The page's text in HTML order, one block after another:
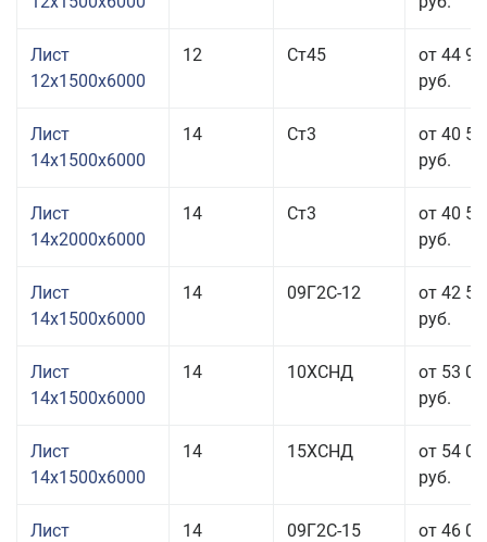
Лист
12x1500x6000
12 Ст45
от 44
руб.
Лист
14x1500x6000
14 Ст3
от 40
руб.
Лист
14x2000x6000
14 Ст3
от 40
руб.
Лист
14x1500x6000
14 09Г2С-12
от 42
руб.
Лист
14x1500x6000
14 10ХСНД
от 53
руб.
Лист
14x1500x6000
14 15ХСНД
от 54
руб.
Лист
14 09Г2С-15
от 46